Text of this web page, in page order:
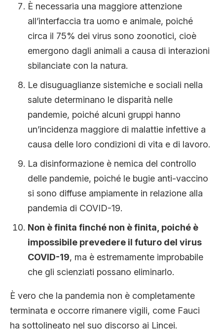
È necessaria una maggiore attenzione
all’interfaccia tra uomo e animale, poiché
circa il 75% dei virus sono zoonotici, cioè
emergono dagli animali a causa di interazioni
sbilanciate con la natura.
Le disuguaglianze sistemiche e sociali nella
salute determinano le disparità nelle
pandemie, poiché alcuni gruppi hanno
un’incidenza maggiore di malattie infettive a
causa delle loro condizioni di vita e di lavoro.
La disinformazione è nemica del controllo
delle pandemie, poiché le bugie anti-vaccino
si sono diffuse ampiamente in relazione alla
pandemia di COVID-19.
Non è finita finché non è finita, poiché è
impossibile prevedere il futuro del virus
COVID-19, ma è estremamente improbabile
che gli scienziati possano eliminarlo.
È vero che la pandemia non è completamente
terminata e occorre rimanere vigili, come Fauci
ha sottolineato nel suo discorso ai Lincei.